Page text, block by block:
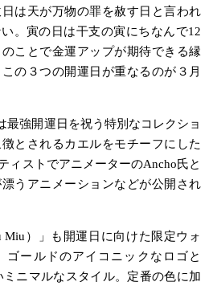
は天が万物の罪を赦す日と言われ
。寅の日は干支の寅にちなんで12
ことで金運アップが期待できる縁
の３つの開運日が重なるのが３月
最強開運日を祝う特別なコレクショ
とされるカエルをモチーフにした
ィストでアニメーターのAncho氏と
うアニメーションなどが公開され
Miu）」も開運日に向けた限定ウォ
ゴールドのアイコニックなロゴと
ミニマルなスタイル。定番の色に加